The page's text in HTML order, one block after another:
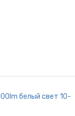
белый свет 10-